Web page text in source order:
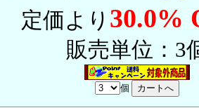
定価より 30.0%
販売単位：3
個